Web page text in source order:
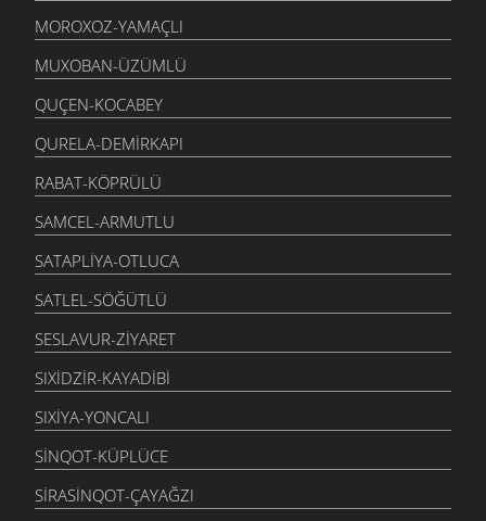
MOROXOZ-YAMAÇLI
MUXOBAN-ÜZÜMLÜ
QUÇEN-KOCABEY
QURELA-DEMIRKAPI
RABAT-KÖPRÜLÜ
SAMCEL-ARMUTLU
SATAPLIYA-OTLUCA
SATLEL-SÖĞÜTLÜ
SESLAVUR-ZIYARET
SIXIDZIR-KAYADIBI
SIXIYA-YONCALI
SINQOT-KÜPLÜCE
SIRASINQOT-ÇAYAĞZI